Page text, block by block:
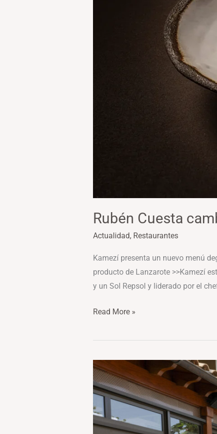
Rubén Cuesta
Actualidad, Restaurantes
Kamezí presenta un nuevo menú
producto de Lanzarote >>Kamezí
y un Sol Repsol y liderado por el
Read More »
La
sostenibilidad
empieza
en
la